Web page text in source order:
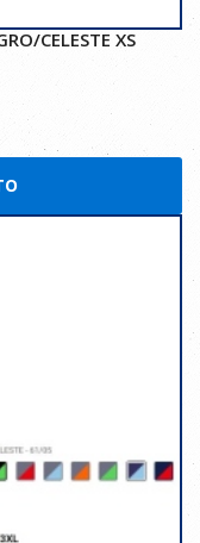
CELESTE XS